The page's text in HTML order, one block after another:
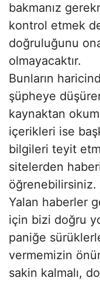
bakmanız
kontrol etmek
doğruluğunu
olmayacaktır.
Bunların
şüpheye
kaynaktan
içerikleri ise
bilgileri teyit
sitelerden
öğrenebilirsiniz.
Yalan haberler
için bizi doğru
paniğe
vermemizin
sakin kalmalı,